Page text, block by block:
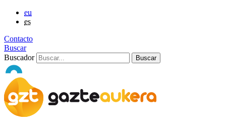
eu
es
Contacto
Buscar
Buscador